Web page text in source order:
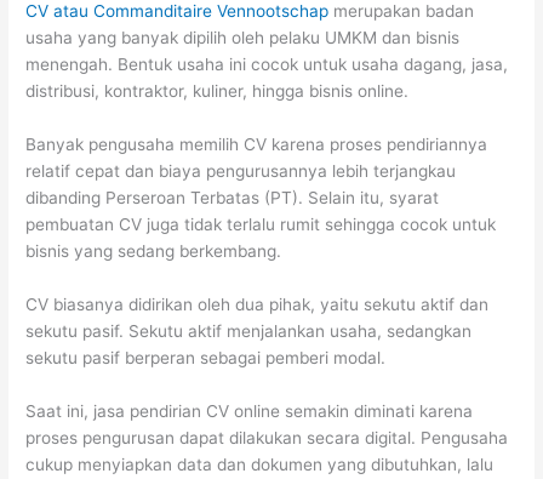
CV atau Commanditaire Vennootschap merupakan badan
usaha yang banyak dipilih oleh pelaku UMKM dan bisnis
menengah. Bentuk usaha ini cocok untuk usaha dagang, jasa,
distribusi, kontraktor, kuliner, hingga bisnis online.
Banyak pengusaha memilih CV karena proses pendiriannya
relatif cepat dan biaya pengurusannya lebih terjangkau
dibanding Perseroan Terbatas (PT). Selain itu, syarat
pembuatan CV juga tidak terlalu rumit sehingga cocok untuk
bisnis yang sedang berkembang.
CV biasanya didirikan oleh dua pihak, yaitu sekutu aktif dan
sekutu pasif. Sekutu aktif menjalankan usaha, sedangkan
sekutu pasif berperan sebagai pemberi modal.
Saat ini, jasa pendirian CV online semakin diminati karena
proses pengurusan dapat dilakukan secara digital. Pengusaha
cukup menyiapkan data dan dokumen yang dibutuhkan, lalu